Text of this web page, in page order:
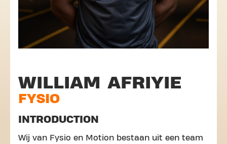
WILLIAM AFRIYIE
FYSIO
INTRODUCTION
Wij van Fysio en Motion bestaan uit een team